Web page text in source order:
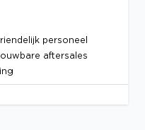
personeel
aftersales